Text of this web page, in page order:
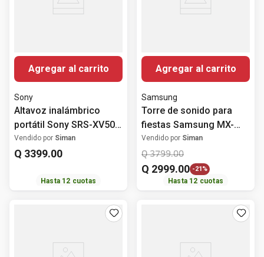
Agregar al carrito
Sony
Altavoz inalámbrico
portátil Sony SRS-XV500
Bluetooth 25 horas
Vendido por Siman
Q 3399.00
Hasta 12 cuotas
Agregar al carrito
Samsung
Torre de sonido para
fiestas Samsung MX-
ST50F de 240 W
Vendido por Siman
Q 3799.00
Q 2999.00 -21%
Hasta 12 cuotas